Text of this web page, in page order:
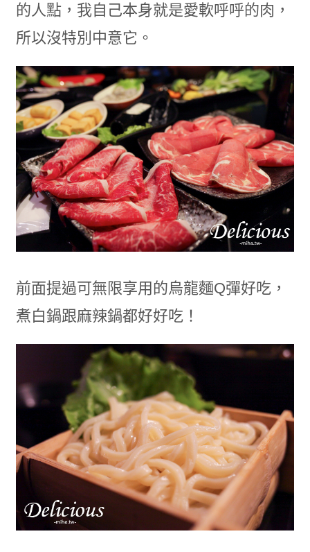
的人點，我自己本身就是愛軟呼呼的肉，
所以沒特別中意它。
前面提過可無限享用的烏龍麵Q彈好吃，
煮白鍋跟麻辣鍋都好好吃！